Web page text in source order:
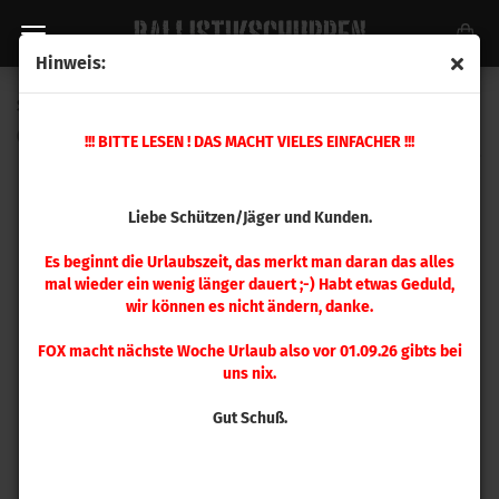
Hinweis:
!!! BITTE LESEN ! DAS MACHT VIELES EINFACHER !!!
Liebe Schützen/Jäger und Kunden.
Es beginnt die Urlaubszeit, das merkt man daran das alles
mal wieder ein wenig länger dauert ;-) Habt etwas Geduld,
wir können es nicht ändern, danke.
FOX macht nächste Woche Urlaub also vor 01.09.26 gibts bei
uns nix.
Gut Schuß.
Sierra .355 V-Crown 125 gr 100 Stück
9925)